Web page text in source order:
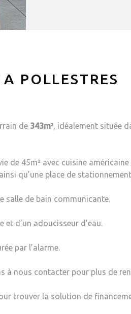
POLLESTRES
de 343m², idéalement située
de 45m² avec cuisine américaine
qu’une place de
salle de bain communicante.
d’un adoucisseur d’eau.
par l’alarme.
à nous contacter pour plus de
trouver la solution de